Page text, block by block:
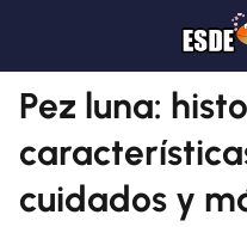
Pez luna:
cuidados y